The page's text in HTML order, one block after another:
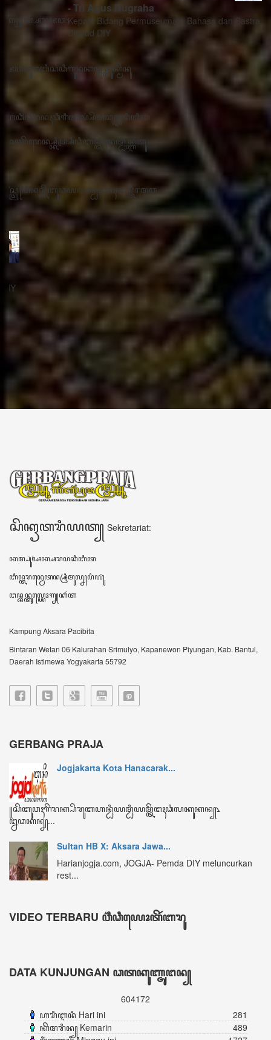
- Tri Agus Nugraha
Kepala Bidang Permuseuman, Bahasa dan Sastra
Disbud DIY
ꦱꦼꦏꦽꦠꦫꦶꦪꦠ꧀
ꦧꦶꦤ꧀ꦠꦫꦤ꧀ꦮꦺꦠꦤ꧀ꦱꦿꦶꦩꦸꦭ꧀ꦚꦥꦶꦪꦸꦁ
ꦔꦤ꧀ꦧꦤ꧀ꦠꦸꦭ꧀ꦪꦺꦴꦒ꧀ꦚꦏꦂꦠ
Bintaran Wetan 06 Kalurahan Srimulyo, Kapanewon Piyungan, Kab. Bantul,
Daerah Istimewa Yogyakarta 55792
GERBANG PRAJA
JOGJA – Upaya pelestarian budaya Jawa terus
IBTimes.ID-Yogyakarta-Gerbang Praja singkatan
dari...
VIDEO TERBARU ꦮ꦳ꦶꦣꦶꦪꦺꦴꦠꦼꦂꦧꦫꦸ
DATA KUNJUNGAN ꦣꦠꦏꦸꦚ꧀ꦗꦸꦔꦤ꧀
ꦲꦫꦶꦆꦤꦶ Hari ini
ꦏꦼꦩꦫꦶꦤ꧀ Kemarin
489
ꦩꦶꦁꦒꦸꦆꦤꦶ Minggu ini